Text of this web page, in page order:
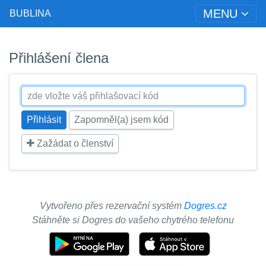
BUBLINA MENU
Přihlášení člena
Zapomněl(a) jsem kód
Zažádat o členství
Vytvořeno přes rezervační systém Dogres.cz
Stáhněte si Dogres do vašeho chytrého telefonu